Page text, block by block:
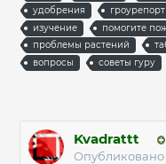
удобрения
гроурепорт
изучение
помогите
проблемы растений
вопросы
советы гуру
Kvadrattt
Опубликовано